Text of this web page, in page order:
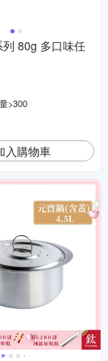
80g 多口味任
>300
入購物車